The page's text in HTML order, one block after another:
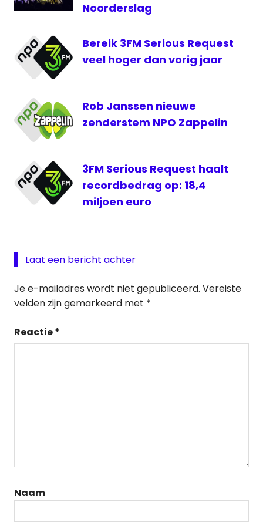
van
Lende
Glazen
Huis
Request
Tijn
Noorderslag
Bereik 3FM Serious Request
veel hoger dan vorig jaar
Rob Janssen nieuwe
zenderstem NPO Zappelin
3FM Serious Request haalt
recordbedrag op: 18,4
miljoen euro
Laat een bericht achter
Je e-mailadres wordt niet gepubliceerd. Vereiste
velden zijn gemarkeerd met *
Reactie*
Naam